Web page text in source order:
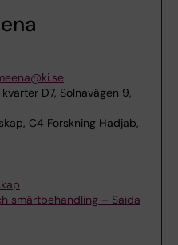
D7, Solnavägen 9,
C4 Forskning Hadjab,
smärtbehandling – Saida